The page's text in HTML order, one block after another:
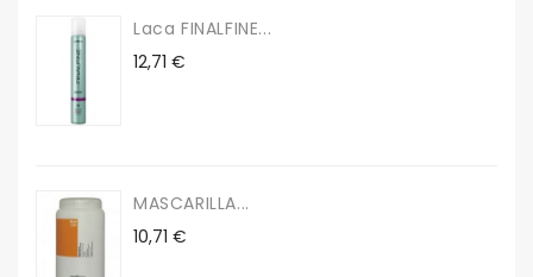
Laca FINALFINE...
Precio
12,71 €
MASCARILLA...
Precio
10,71 €